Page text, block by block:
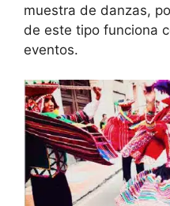
muestra de danzas,
de este tipo funciona
eventos.